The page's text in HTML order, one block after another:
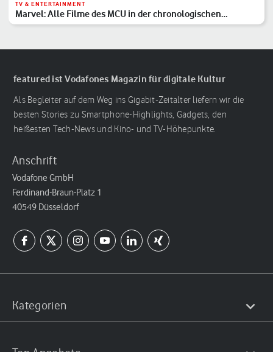
TV & ENTERTAINMENT
Marvel: Alle Filme des MCU in der chronologischen
Reihenfolge
featured ist Vodafones Magazin für digitale Kultur
Als Begleiter auf dem Weg ins Gigabit-Zeitalter liefern wir die
besten Stories zu Smartphone-Highlights, Gadgets, den
heißesten Tech-News und Kino- und TV-Höhepunkte.
Anschrift
Vodafone GmbH
Ferdinand-Braun-Platz 1
40549 Düsseldorf
Kategorien